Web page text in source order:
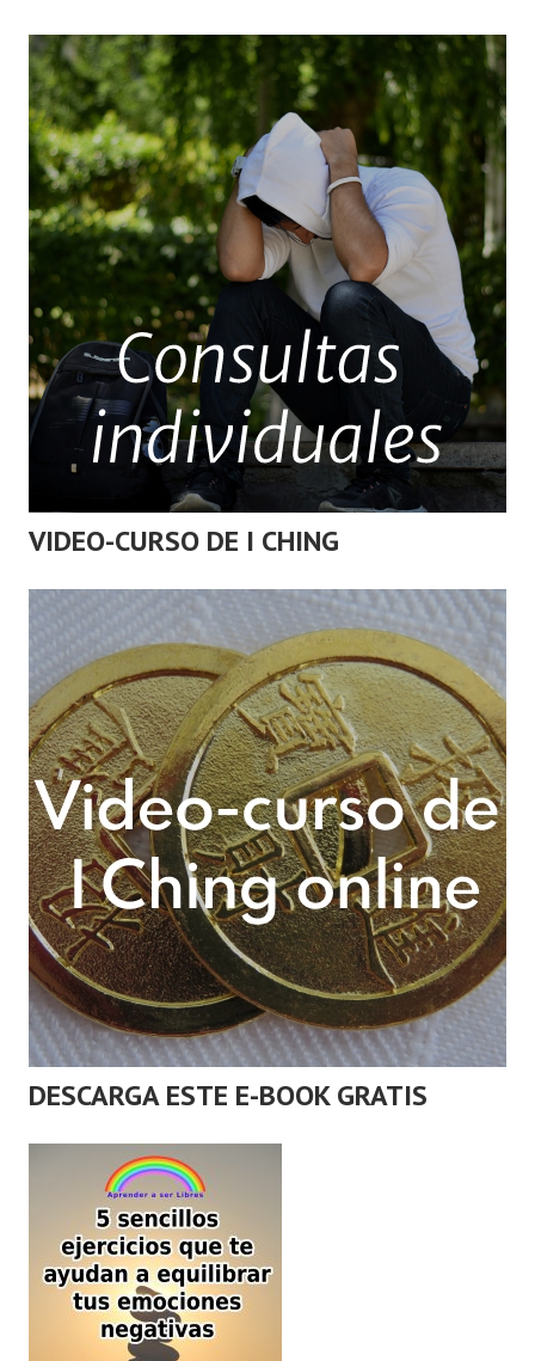
VIDEO-CURSO DE I CHING
DESCARGA ESTE E-BOOK GRATIS